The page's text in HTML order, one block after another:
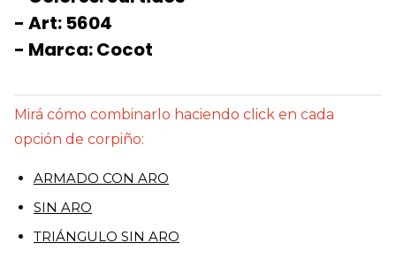
- Art: 5604
- Marca: Cocot
Mirá cómo combinarlo haciendo click en cada
opción de corpiño:
ARMADO CON ARO
SIN ARO
TRIÁNGULO SIN ARO